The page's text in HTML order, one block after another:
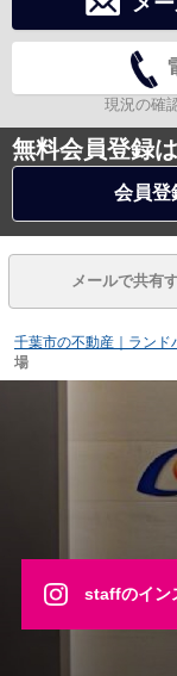
現況の確
無料会員登録
会員登
メールで共有
千葉市の不動産｜ランド
場
staffのイン